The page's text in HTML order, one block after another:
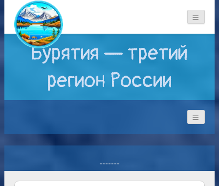
Бурятия — третий
регион России
-------